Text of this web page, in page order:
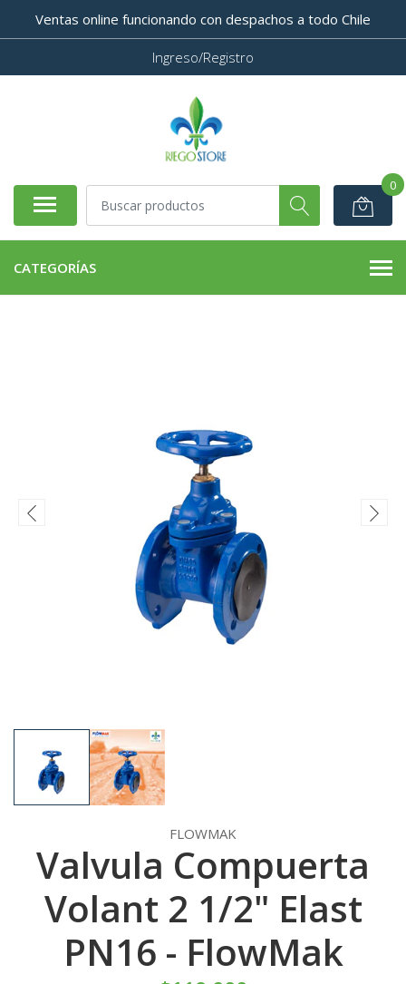
Ventas online funcionando con despachos a todo Chile
Ingreso/Registro
0
CATEGORÍAS
FLOWMAK
Valvula Compuerta
Volant 2 1/2" Elast
PN16 - FlowMak